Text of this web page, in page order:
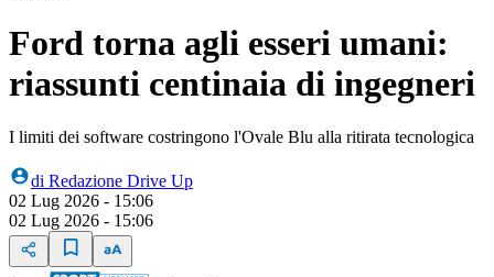
Ford torna agli esseri umani:
riassunti centinaia di ingegneri
I limiti dei software costringono l'Ovale Blu alla ritirata tecnologica
di Redazione Drive Up
02 Lug 2026 - 15:06
02 Lug 2026 - 15:06